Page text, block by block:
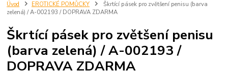
Úvod EROTICKÉ POMŮCKY
Škrtící pásek pro zvětšení penisu (barva
zelená) / A-002193 / DOPRAVA ZDARMA
Škrtící pásek pro zvětšení penisu
(barva zelená) / A-002193 /
DOPRAVA ZDARMA